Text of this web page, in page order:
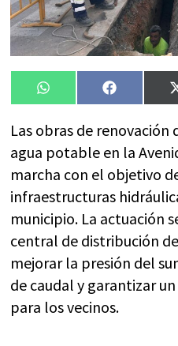
Compartir
en
WhatsApp
en
Las obras de
agua potable en la
marcha con el objetivo
infraestructuras
municipio. La actuación
central de distribución
mejorar la presión del
de caudal y garantizar
para los vecinos.